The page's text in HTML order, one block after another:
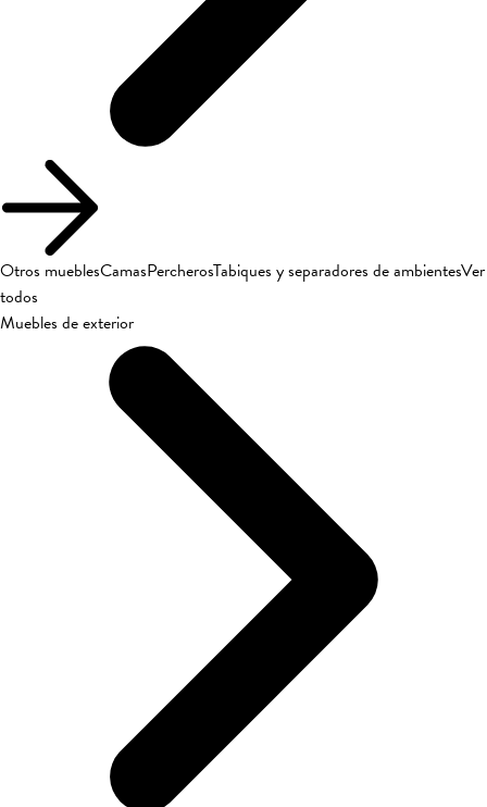
Otros mueblesCamasPercherosTabiques y separadores de ambientesVer
todos
Muebles de exterior